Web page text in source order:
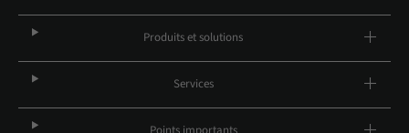
Produits et solutions
Services